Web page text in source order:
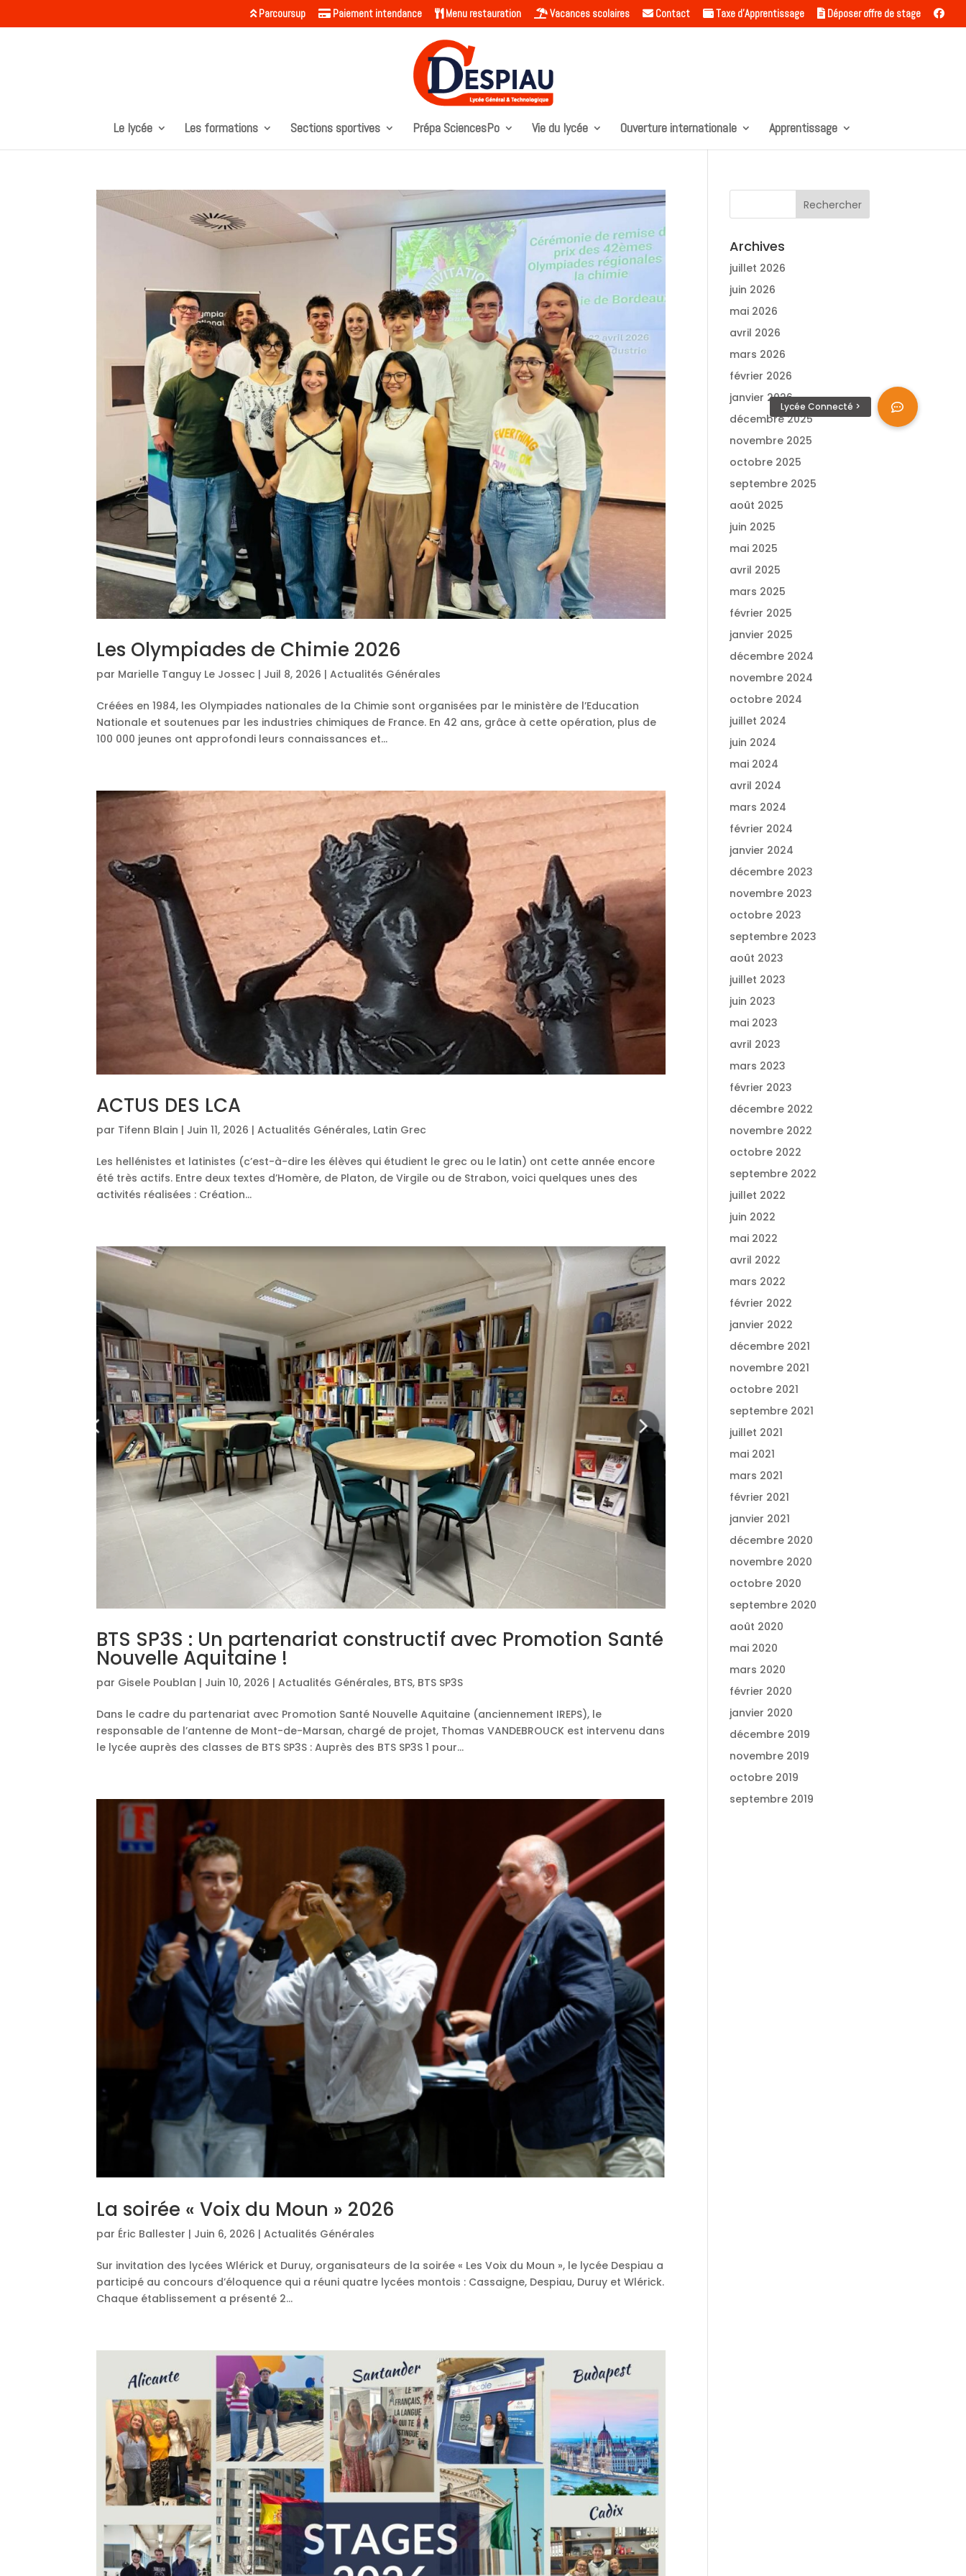
Parcoursup Paiement intendance Menu restauration Vacances scolaires Contact Taxe d’Apprentissage Déposer offre de stage
Le lycée Les formations Sections sportives Prépa SciencesPo Vie du lycée Ouverture internationale Apprentissage
Les Olympiades de Chimie 2026
par Marielle Tanguy Le Jossec | Juil 8, 2026 |Actualités Générales
Créées en 1984, les Olympiades nationales de la Chimie sont organisées par le ministère de l’Education
Nationale et soutenues par les industries chimiques de France. En 42 ans, grâce à cette opération, plus de
100 000 jeunes ont approfondi leurs connaissances et...
ACTUS DES LCA
par Tifenn Blain | Juin 11, 2026 |Actualités Générales, Latin Grec
Les hellénistes et latinistes (c’est-à-dire les élèves qui étudient le grec ou le latin) ont cette année encore
été très actifs. Entre deux textes d’Homère, de Platon, de Virgile ou de Strabon, voici quelques unes des
activités réalisées : Création...
BTS SP3S : Un partenariat constructif avec Promotion Santé
Nouvelle Aquitaine !
par Gisele Poublan | Juin 10, 2026 |Actualités Générales, BTS, BTS SP3S
Dans le cadre du partenariat avec Promotion Santé Nouvelle Aquitaine (anciennement IREPS), le
responsable de l’antenne de Mont-de-Marsan, chargé de projet, Thomas VANDEBROUCK est intervenu dans
le lycée auprès des classes de BTS SP3S : Auprès des BTS SP3S 1 pour...
La soirée « Voix du Moun » 2026
par Éric Ballester | Juin 6, 2026 |Actualités Générales
Sur invitation des lycées Wlérick et Duruy, organisateurs de la soirée « Les Voix du Moun », le lycée Despiau a
participé au concours d’éloquence qui a réuni quatre lycées montois : Cassaigne, Despiau, Duruy et Wlérick.
Chaque établissement a présenté 2...
Archives
juillet 2026
juin 2026
mai 2026
avril 2026
mars 2026
février 2026
janvier 2026
décembre 2025
novembre 2025
octobre 2025
septembre 2025
août 2025
juin 2025
mai 2025
avril 2025
mars 2025
février 2025
janvier 2025
décembre 2024
novembre 2024
octobre 2024
juillet 2024
juin 2024
mai 2024
avril 2024
mars 2024
février 2024
janvier 2024
décembre 2023
novembre 2023
octobre 2023
septembre 2023
août 2023
juillet 2023
juin 2023
mai 2023
avril 2023
mars 2023
février 2023
décembre 2022
novembre 2022
octobre 2022
septembre 2022
juillet 2022
juin 2022
mai 2022
avril 2022
mars 2022
février 2022
janvier 2022
décembre 2021
novembre 2021
octobre 2021
septembre 2021
juillet 2021
mai 2021
mars 2021
février 2021
janvier 2021
décembre 2020
novembre 2020
octobre 2020
septembre 2020
août 2020
mai 2020
mars 2020
février 2020
janvier 2020
décembre 2019
novembre 2019
octobre 2019
septembre 2019